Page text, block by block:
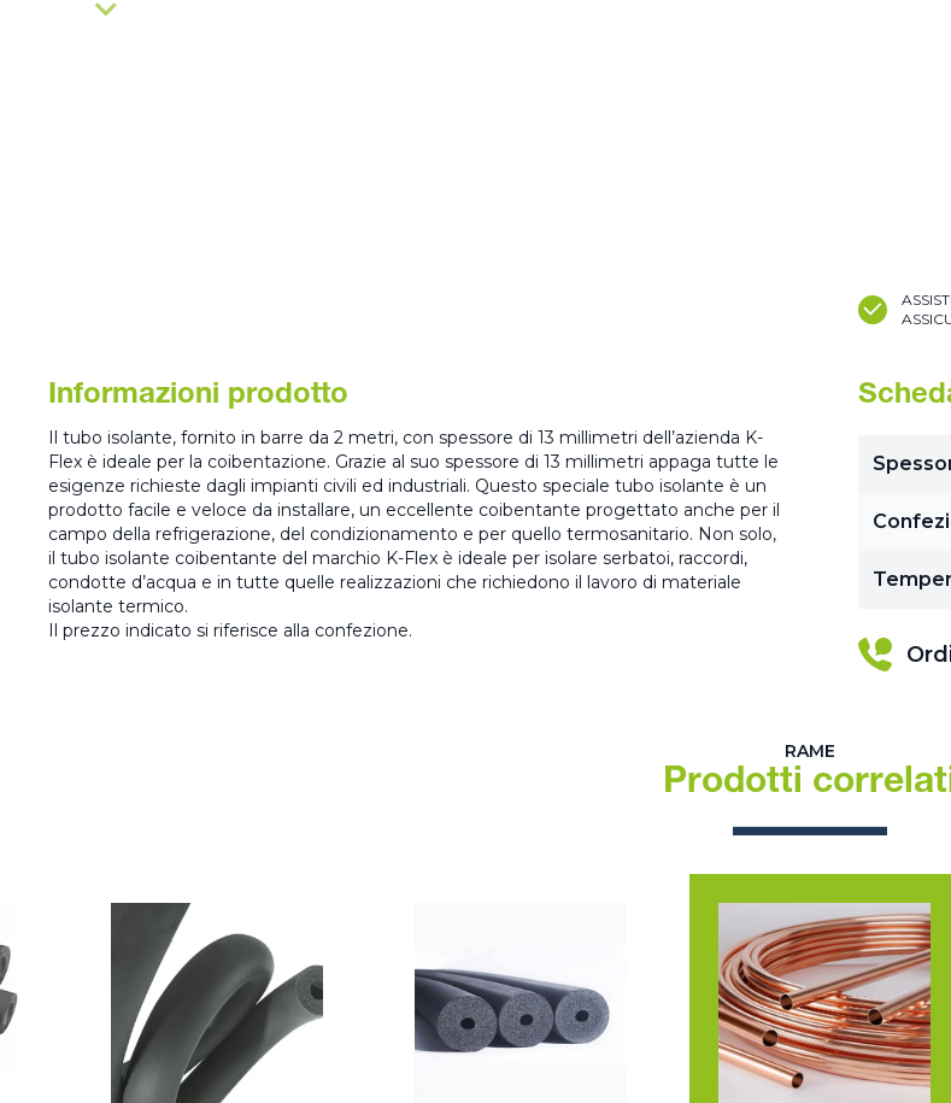
Informazioni prodotto
Il tubo isolante, fornito in barre da 2 metri, con spessore di 13 millimetri dell’azienda K-
Flex è ideale per la coibentazione. Grazie al suo spessore di 13 millimetri appaga tutte le
esigenze richieste dagli impianti civili ed industriali. Questo speciale tubo isolante è un
prodotto facile e veloce da installare, un eccellente coibentante progettato anche per il
campo della refrigerazione, del condizionamento e per quello termosanitario. Non solo,
il tubo isolante coibentante del marchio K-Flex è ideale per isolare serbatoi, raccordi,
condotte d’acqua e in tutte quelle realizzazioni che richiedono il lavoro di materiale
isolante termico.
Il prezzo indicato si riferisce alla confezione.
RAME
Prodotti